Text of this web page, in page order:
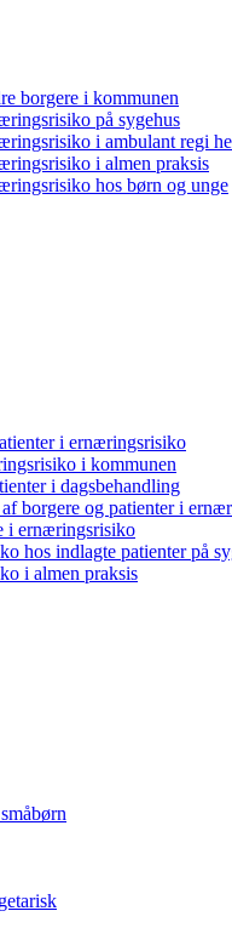
borgere i kommunen
på sygehus
i ambulant regi
i almen praksis
hos børn og unge
i ernæringsrisiko
i kommunen
i dagsbehandling
borgere og patienter i
i ernæringsrisiko
hos indlagte patienter på
i almen praksis